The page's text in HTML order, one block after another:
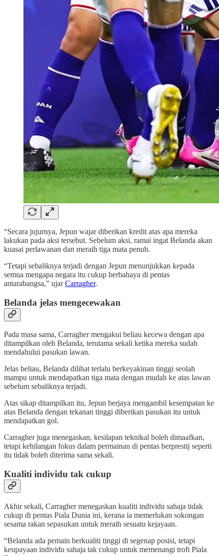
“Secara jujurnya, Jepun wajar diberikan kredit atas apa mereka
lakukan pada aksi tersebut. Sebelum aksi, ramai ingat Belanda akan
kuasai perlawanan dan meraih tiga mata penuh.
“Tetapi sebaliknya terjadi dengan Jepun menunjukkan kepada
semua mengapa negara itu cukup berbahaya di pentas
antarabangsa,” ujarCarragher.
Belanda jelas mengecewakan
Pada masa sama, Carragher mengakui beliau kecewa dengan apa
ditampilkan oleh Belanda, terutama sekali ketika mereka sudah
mendahului pasukan lawan.
Jelas beliau, Belanda dilihat terlalu berkeyakinan tinggi seolah
mampu untuk mendapatkan tiga mata dengan mudah ke atas lawan
sebelum sebaliknya terjadi.
Atas sikap ditampilkan itu, Jepun berjaya mengambil kesempatan ke
atas Belanda dengan tekanan tinggi diberikan pasukan itu untuk
mendapatkan gol.
Carragher juga menegaskan, kesilapan teknikal boleh dimaafkan,
tetapi kehilangan fokus dalam permainan di pentas berprestij seperti
itu tidak boleh diterima sama sekali.
Kualiti individu tak cukup
Akhir sekali, Carragher menegaskan kualiti individu sahaja tidak
cukup di pentas Piala Dunia ini, kerana ia memerlukan sokongan
sesama rakan sepasukan untuk meraih sesuatu kejayaan.
“Belanda ada pemain berkualiti tinggi di segenap posisi, tetapi
keupayaan individu sahaja tak cukup untuk memenangi trofi Piala